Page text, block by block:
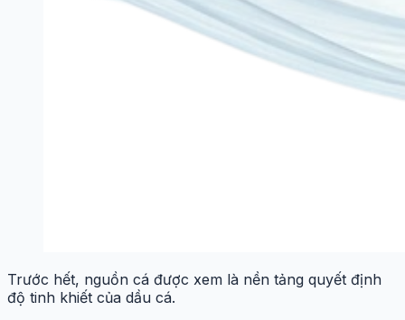
Trước hết, nguồn cá được xem là nền tảng quyết định
độ tinh khiết của dầu cá.